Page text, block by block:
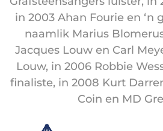
in 2003 Ahan Fourie en ‘n
naamlik Marius
Jacques Louw en Carl
Louw, in 2006 Robbie
finaliste, in 2008 Kurt
Coin en MD